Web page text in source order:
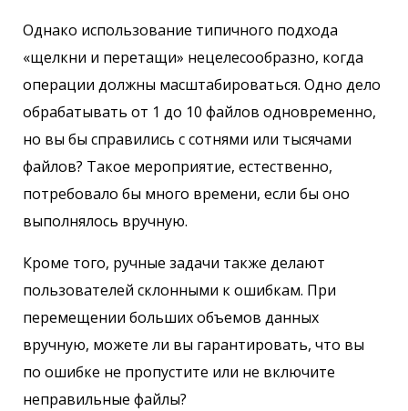
Однако использование типичного подхода
«щелкни и перетащи» нецелесообразно, когда
операции должны масштабироваться. Одно дело
обрабатывать от 1 до 10 файлов одновременно,
но вы бы справились с сотнями или тысячами
файлов? Такое мероприятие, естественно,
потребовало бы много времени, если бы оно
выполнялось вручную.
Кроме того, ручные задачи также делают
пользователей склонными к ошибкам. При
перемещении больших объемов данных
вручную, можете ли вы гарантировать, что вы
по ошибке не пропустите или не включите
неправильные файлы?